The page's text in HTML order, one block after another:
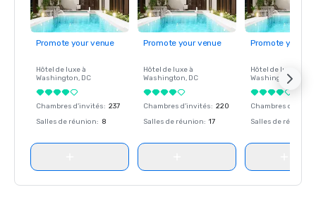
Promote your venue
Hôtel de luxe à
Washington, DC
Chambres d'invités: 237
Salles de réunion: 8
Promote your venue
Hôtel de luxe à
Washington, DC
Chambres d'invités: 220
Salles de réunion: 17
Promote your
Hôtel de luxe à
Washington
Chambres
Salles de réunion